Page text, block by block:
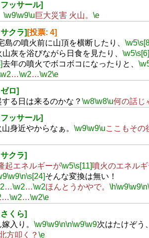
ッサール]
\w9\w9\u巨大災害 火山。 \e
クラ] [投票: 4]
島の噴火前に山頂を横断したり、 \w5
灰を浴びながら日食を見たり、 \w5\s[6]
去年の噴火でボコボコになったりと、
…\w2…\w2\e
ロ]
る日は来るのかな？ \w8\w8\u何の話じ
ッサール]
身近やからなぁ。 \w9\w9\uここもその
クラ]
起エネルギーが\w5\s[11]噴火のエネル
\w9\n\s[24]そんな変換は無い！
…\w2…\w2ほんとうかやで。 \h\w9\w9\n
…\w2…\w2\e
くら]
入り。 \w9\w9\n\n\w9\w9次はたけぞう
方叩く？ \e